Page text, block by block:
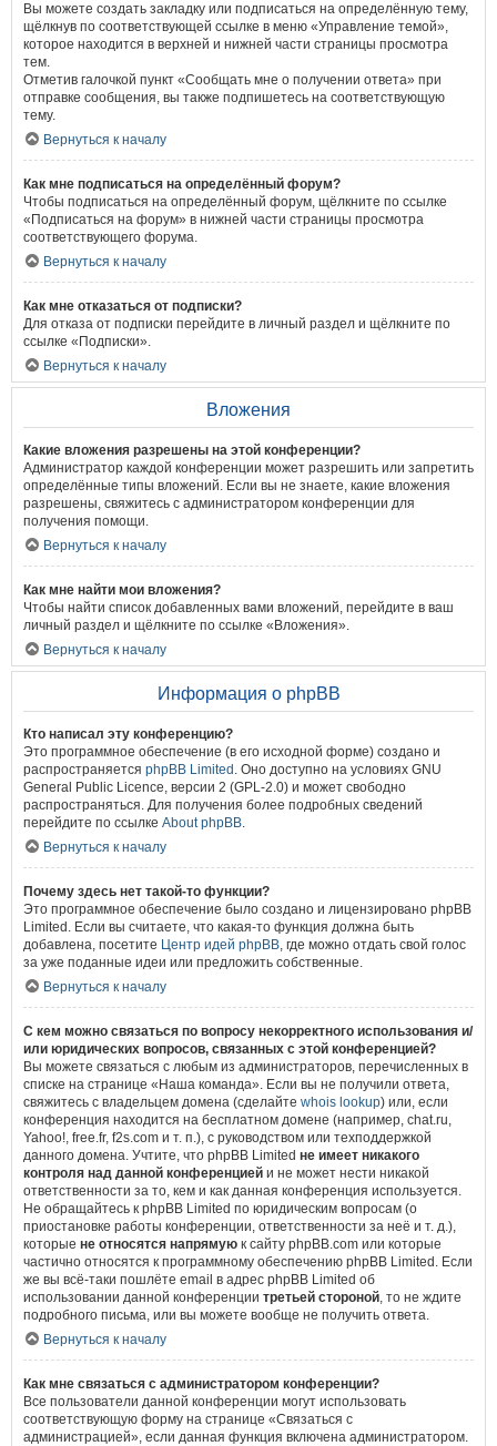
Вы можете создать закладку или подписаться на определённую тему,
щёлкнув по соответствующей ссылке в меню «Управление темой»,
которое находится в верхней и нижней части страницы просмотра
тем.
Отметив галочкой пункт «Сообщать мне о получении ответа» при
отправке сообщения, вы также подпишетесь на соответствующую
тему.
Вернуться к началу
Как мне подписаться на определённый форум?
Чтобы подписаться на определённый форум, щёлкните по ссылке
«Подписаться на форум» в нижней части страницы просмотра
соответствующего форума.
Вернуться к началу
Как мне отказаться от подписки?
Для отказа от подписки перейдите в личный раздел и щёлкните по
ссылке «Подписки».
Вернуться к началу
Вложения
Какие вложения разрешены на этой конференции?
Администратор каждой конференции может разрешить или запретить
определённые типы вложений. Если вы не знаете, какие вложения
разрешены, свяжитесь с администратором конференции для
получения помощи.
Вернуться к началу
Как мне найти мои вложения?
Чтобы найти список добавленных вами вложений, перейдите в ваш
личный раздел и щёлкните по ссылке «Вложения».
Вернуться к началу
Информация о phpBB
Кто написал эту конференцию?
Это программное обеспечение (в его исходной форме) создано и
распространяется phpBB Limited . Оно доступно на условиях GNU
General Public Licence, версии 2 (GPL-2.0) и может свободно
распространяться. Для получения более подробных сведений
перейдите по ссылке About phpBB.
Вернуться к началу
Почему здесь нет такой-то функции?
Это программное обеспечение было создано и лицензировано phpBB
Limited. Если вы считаете, что какая-то функция должна быть
добавлена, посетите Центр идей phpBB, где можно отдать свой голос
за уже поданные идеи или предложить собственные.
Вернуться к началу
С кем можно связаться по вопросу некорректного использования и/
или юридических вопросов, связанных с этой конференцией?
Вы можете связаться с любым из администраторов, перечисленных в
списке на странице «Наша команда». Если вы не получили ответа,
свяжитесь с владельцем домена (сделайте whois lookup) или, если
конференция находится на бесплатном домене (например, chat.ru,
Yahoo!, free.fr, f2s.com и т. п.), с руководством или техподдержкой
данного домена. Учтите, что phpBB Limited не имеет никакого
контроля над данной конференцией и не может нести никакой
ответственности за то, кем и как данная конференция используется.
Не обращайтесь к phpBB Limited по юридическим вопросам (о
приостановке работы конференции, ответственности за неё и т. д.),
которые не относятся напрямую к сайту phpBB.com или которые
частично относятся к программному обеспечению phpBB Limited. Если
же вы всё-таки пошлёте email в адрес phpBB Limited об
использовании данной конференции третьей стороной, то не ждите
подробного письма, или вы можете вообще не получить ответа.
Вернуться к началу
Как мне связаться с администратором конференции?
Все пользователи данной конференции могут использовать
соответствующую форму на странице «Связаться с
администрацией», если данная функция включена администратором.